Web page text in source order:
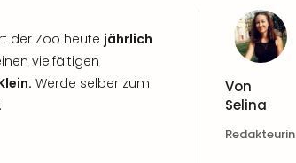
der Zoo heute jährlich
vielfältigen
Werde selber zum
Von
Selina
Redakteurin